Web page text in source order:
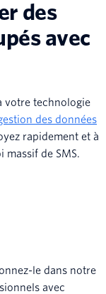
des
avec
votre technologie
des données
rapidement et à
massif de SMS.
le dans notre
avec